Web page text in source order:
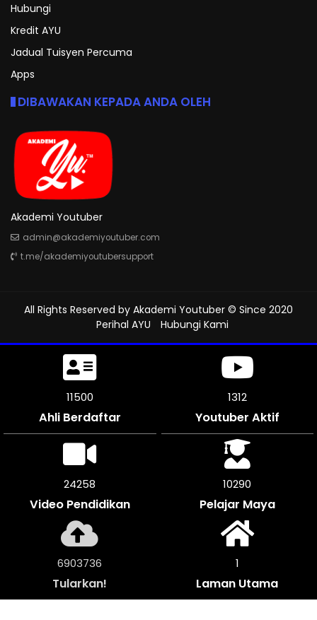
Hubungi
Kredit AYU
Jadual Tuisyen Percuma
Apps
DIBAWAKAN KEPADA ANDA OLEH
Akademi Youtuber
admin@akademiyoutuber.com
t.me/akademiyoutubersupport
All Rights Reserved by Akademi Youtuber © Since 2020
Perihal AYU
Hubungi Kami
11500
Ahli Berdaftar
1312
Youtuber Aktif
25200
Video Pendidikan
10290
Pelajar Maya
7171892
Tularkan!
1
Laman Utama